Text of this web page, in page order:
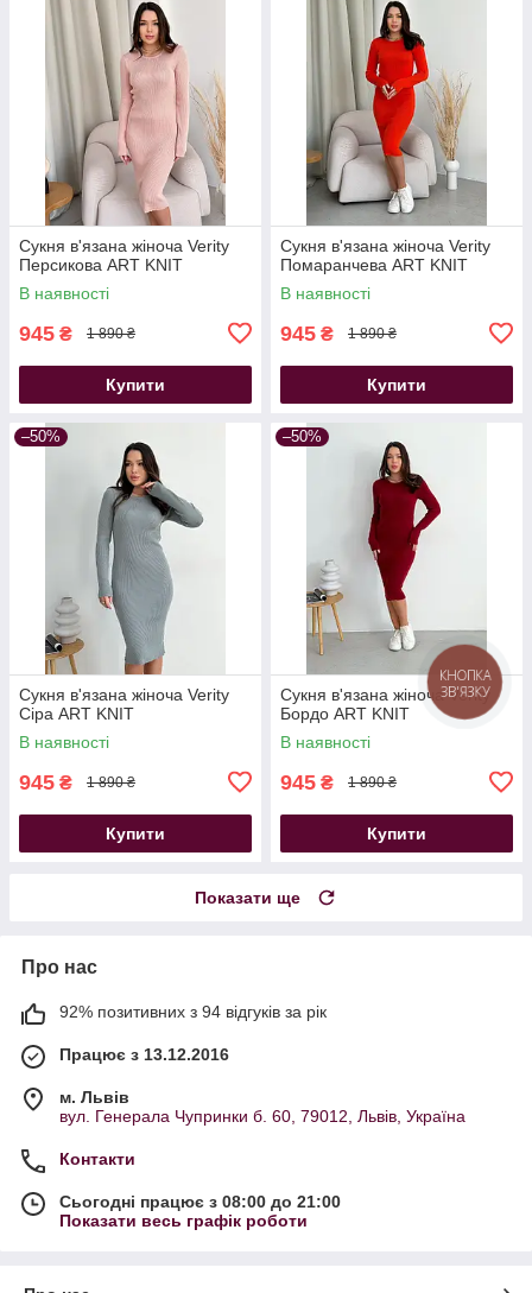
Сукня в'язана жіноча Verity
Персикова ART KNIT
В наявності
945 ₴ 1 890 ₴
Купити
Сукня в'язана жіноча Verity
Помаранчева ART KNIT
В наявності
945 ₴ 1 890 ₴
Купити
–50%
Сукня в'язана жіноча Verity
Сіра ART KNIT
В наявності
945 ₴ 1 890 ₴
Купити
–50%
Сукня в'язана жіноча Verity
Бордо ART KNIT
В наявності
945 ₴ 1 890 ₴
Купити
Показати ще
Про нас
92% позитивних з 94 відгуків за рік
Працює з 13.12.2016
м. Львів
вул. Генерала Чупринки б. 60, 79012, Львів, Україна
Контакти
Сьогодні працює з 08:00 до 21:00
Показати весь графік роботи
КНОПКА
ЗВ'ЯЗКУ